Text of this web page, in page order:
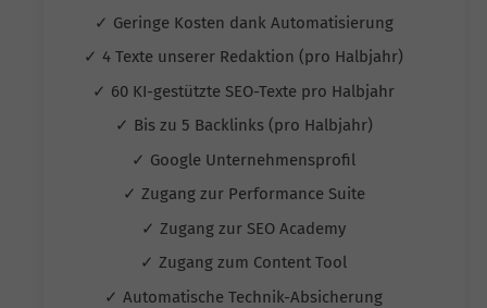
✓ Geringe Kosten dank Automatisierung
✓ 4 Texte unserer Redaktion (pro Halbjahr)
✓ 60 KI-gestützte SEO-Texte pro Halbjahr
✓ Bis zu 5 Backlinks (pro Halbjahr)
✓ Google Unternehmensprofil
✓ Zugang zur Performance Suite
✓ Zugang zur SEO Academy
✓ Zugang zum Content Tool
✓ Automatische Technik-Absicherung